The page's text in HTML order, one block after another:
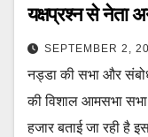
यक्षप्रश्न से नेता
SEPTEMBER 2,
नड्डा की सभा और
की विशाल आमसभा
हजार बताई जा रही है